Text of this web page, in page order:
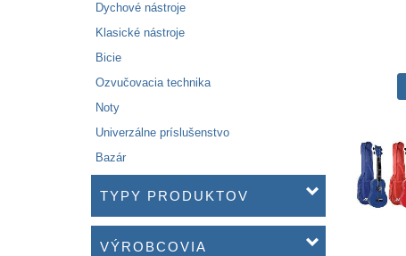
Dychové nástroje
Klasické nástroje
Bicie
Ozvučovacia technika
Noty
Univerzálne príslušenstvo
Bazár
TYPY PRODUKTOV
VÝROBCOVIA